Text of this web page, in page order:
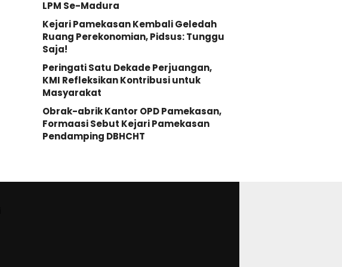
LPM Se-Madura
Kejari Pamekasan Kembali Geledah
Ruang Perekonomian, Pidsus: Tunggu
Saja!
Peringati Satu Dekade Perjuangan,
KMI Refleksikan Kontribusi untuk
Masyarakat
Obrak-abrik Kantor OPD Pamekasan,
Formaasi Sebut Kejari Pamekasan
Pendamping DBHCHT